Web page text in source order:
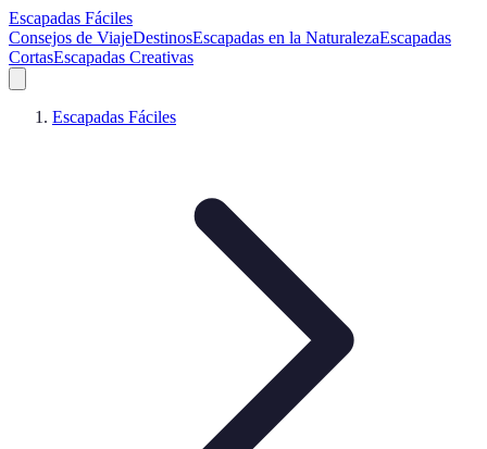
Escapadas Fáciles
Consejos de ViajeDestinosEscapadas en la NaturalezaEscapadas
CortasEscapadas Creativas
Escapadas Fáciles